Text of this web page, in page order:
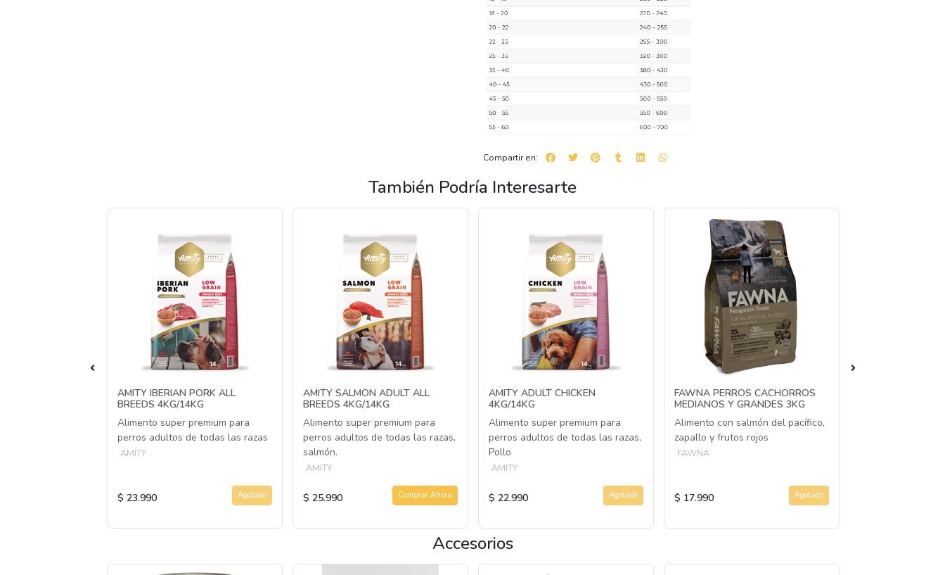
Compartir en:
También Podría Interesarte
AMITY IBERIAN PORK ALL
BREEDS 4KG/14KG
Alimento super premium para
perros adultos de todas las razas
AMITY
$ 23.990 Agotado
AMITY SALMON ADULT ALL
BREEDS 4KG/14KG
Alimento super premium para
perros adultos de todas las razas,
salmón.
AMITY
$ 25.990 Comprar Ahora
AMITY ADULT CHICKEN
4KG/14KG
Alimento super premium para
perros adultos de todas las razas,
Pollo
AMITY
$ 22.990 Agotado
FAWNA PERROS CACHORROS
MEDIANOS Y GRANDES 3KG
Alimento con salmón del pacífico,
zapallo y frutos rojos
FAWNA
$ 17.990 Agotado
Accesorios